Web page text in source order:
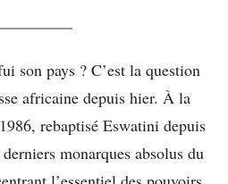
pays ? C’est la question
africaine depuis hier. À la
rebaptisé Eswatini depuis
monarques absolus du